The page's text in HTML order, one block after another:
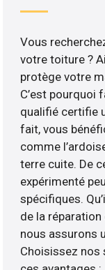
Vous
votre toiture ?
protège votre
C’est pourquoi
qualifié certifie
fait, vous
comme
terre cuite. De
expérimenté
spécifiques.
de la réparation
nous assurons
Choisissez nos